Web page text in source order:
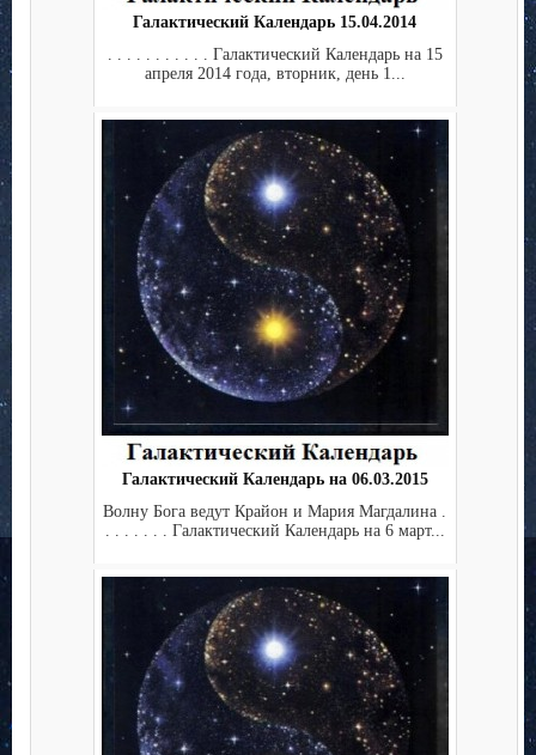
Галактический Календарь 15.04.2014
. . . . . . . . . . . Галактический Календарь на 15
апреля 2014 года, вторник, день 1...
Галактический Календарь на 06.03.2015
Волну Бога ведут Крайон и Мария Магдалина .
. . . . . . . Галактический Календарь на 6 март...